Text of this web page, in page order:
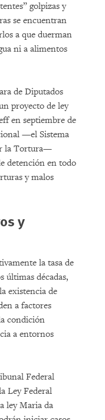
golpizas y
se encuentran
a que duerman
ni a alimentos
de Diputados
proyecto de ley
en septiembre de
—el Sistema
la Tortura—
detención en todo
y malos
y
la tasa de
últimas décadas,
existencia de
a factores
condición
a entornos
Federal
Ley Federal
ley Maria da